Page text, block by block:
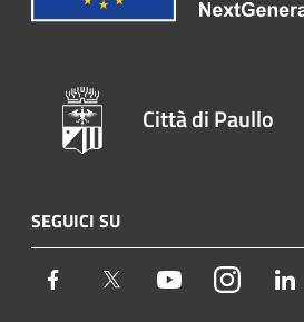
Città di Paullo
SEGUICI SU
Facebook Twitter YoutubeInstagram